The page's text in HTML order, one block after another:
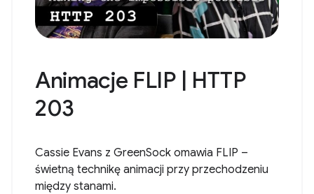
Animacje FLIP | HTTP
203
Cassie Evans z GreenSock omawia FLIP –
świetną technikę animacji przy przechodzeniu
między stanami.